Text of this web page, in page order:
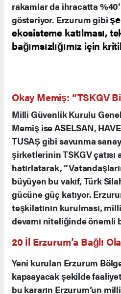
Genel Sekreteri Okay
Aydın Baruş, Büyükşehir
Mehmet Sekmen, TSKGV
Topçu ve çok sayıda davetli
Haluk Görgün: “Yerlilik
Savunma Sanayii Başkanı
savunma sanayiindeki
yılda %20’lerden %83’e
şunları söyledi:
milyar doların üzerinde
2025’i bu başarıyla